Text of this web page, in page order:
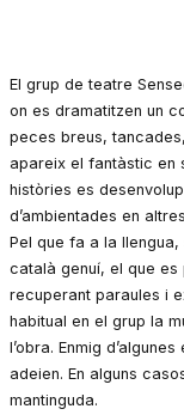
El grup de teatre
on es dramatitzen un
peces breus,
apareix el fantàstic en
històries es
d’ambientades en
Pel que fa a la
català genuí, el que
recuperant paraules i
habitual en el grup la
l’obra. Enmig
adeien. En alguns
mantinguda.